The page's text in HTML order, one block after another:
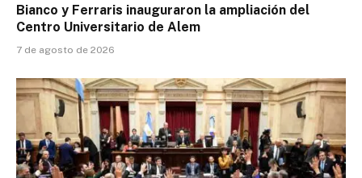
Bianco y Ferraris inauguraron la ampliación del
Centro Universitario de Alem
7 de agosto de 2026